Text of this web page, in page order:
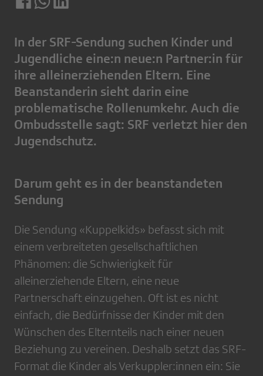
In der SRF-Sendung suchen Kinder und
Jugendliche eine:n neue:n Partner:in für
ihre alleinerziehenden Eltern. Eine
Beanstanderin sieht darin eine
problematische Rollenumkehr. Auch die
Ombudsstelle sagt: SRF verletzt hier den
Jugendschutz.
Darum geht es in der beanstandeten
Sendung
Die Sendung «Kuppelkids» befasst sich mit
einem verbreiteten gesellschaftlichen
Phänomen: die Schwierigkeit für
alleinerziehende Eltern, eine neue
Partnerschaft einzugehen. Oft ist es nicht
einfach, die Bedürfnisse der Kinder mit den
Wünschen des Elternteils nach einer neuen
Beziehung zu vereinen. Deshalb setzt das SRF-
Format die Kinder als Verkuppler:innen ein: Sie